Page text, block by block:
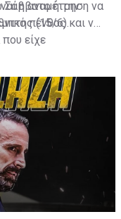
Σάββατο ή την
(15/6).
η αναμέτρηση να
πένθος και να
είχε